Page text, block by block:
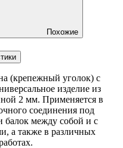
Похожие
(крепежный уголок) с
изделие из
2 мм. Применяется в
соединения под
балок между собой и с
а также в различных